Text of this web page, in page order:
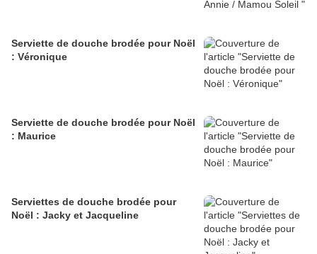
Serviette de douche brodée pour Noël
: Véronique
Serviette de douche brodée pour Noël
: Maurice
Serviettes de douche brodée pour
Noël : Jacky et Jacqueline